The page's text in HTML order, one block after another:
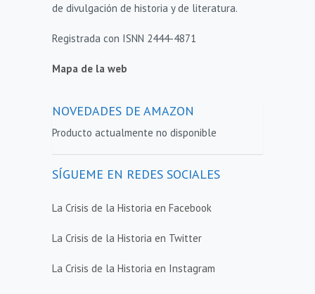
de divulgación de historia y de literatura.
Registrada con ISNN 2444-4871
Mapa de la web
NOVEDADES DE AMAZON
Producto actualmente no disponible
SÍGUEME EN REDES SOCIALES
La Crisis de la Historia en Facebook
La Crisis de la Historia en Twitter
La Crisis de la Historia en Instagram